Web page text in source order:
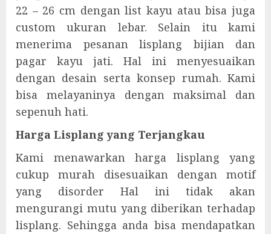
22 – 26 cm dengan list kayu atau bisa juga
custom ukuran lebar. Selain itu kami
menerima pesanan lisplang bijian dan
pagar kayu jati. Hal ini menyesuaikan
dengan desain serta konsep rumah. Kami
bisa melayaninya dengan maksimal dan
sepenuh hati.
Harga Lisplang yang Terjangkau
Kami menawarkan harga lisplang yang
cukup murah disesuaikan dengan motif
yang disorder Hal ini tidak akan
mengurangi mutu yang diberikan terhadap
lisplang. Sehingga anda bisa mendapatkan